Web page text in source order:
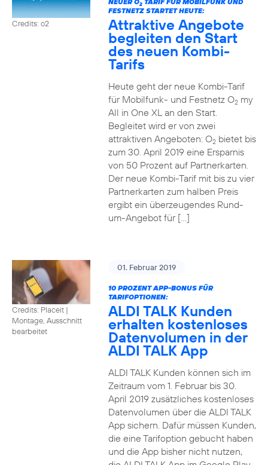
Credits: o2
2
FESTNETZ STARTET HEUTE:
Attraktive Angebote
begleiten den Start
des neuen Kombi-
Tarifs
Heute geht der neue Kombi-Tarif
für Mobilfunk- und Festnetz O2my
All in One XL an den Start.
Begleitet wird er von zwei
attraktiven Angeboten: O2bietet bis
zum 30. April 2019 eine Ersparnis
von 50 Prozent auf Partnerkarten.
Der neue Kombi-Tarif mit bis zu vier
Partnerkarten zum halben Preis
ergibt ein überzeugendes Rund-
um-Angebot für […]
Credits: Placeit |
Montage, Ausschnitt
bearbeitet
01. Februar 2019
10 PROZENT APP-BONUS FÜR
TARIFOPTIONEN:
ALDI TALK Kunden
erhalten kostenloses
Datenvolumen in der
ALDI TALK App
ALDI TALK Kunden können sich im
Zeitraum vom 1. Februar bis 30.
April 2019 zusätzliches kostenloses
Datenvolumen über die ALDI TALK
App sichern. Dafür müssen Kunden,
die eine Tarifoption gebucht haben
und die App bisher nicht nutzen,